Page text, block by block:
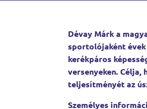
Dévay Márk a
sportolójaként
kerékpáros
versenyeken.
teljesítményét az
Személyes